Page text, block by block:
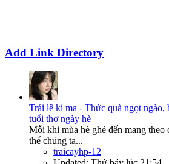
Add Link Directory
Trái lê ki ma - Thức quà ngọt
tuổi thơ ngày hè
Mỗi khi mùa hè ghé đến mang theo
thể chúng ta...
traicayhp-12